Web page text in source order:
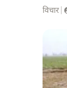
विचार